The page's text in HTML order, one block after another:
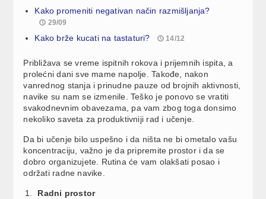
Kako promeniti negativan način razmišljanja?
29/09
Kako brže kucati na tastaturi? 14/12
Približava se vreme ispitnih rokova i prijemnih ispita, a
prolećni dani sve mame napolje. Takođe, nakon
vanrednog stanja i prinudne pauze od brojnih aktivnosti,
navike su nam se izmenile. Teško je ponovo se vratiti
svakodnevnim obavezama, pa vam zbog toga donsimo
nekoliko saveta za produktivniji rad i učenje.
Da bi učenje bilo uspešno i da ništa ne bi ometalo vašu
koncentraciju, važno je da pripremite prostor i da se
dobro organizujete. Rutina će vam olakšati posao i
održati radne navike.
Radni prostor